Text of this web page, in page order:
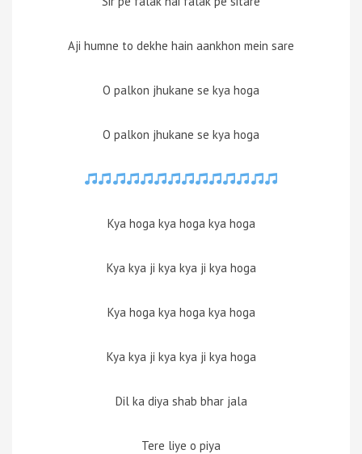
Aji humne to dekhe hain aankhon mein sare
O palkon jhukane se kya hoga
O palkon jhukane se kya hoga
Kya hoga kya hoga kya hoga
Kya kya ji kya kya ji kya hoga
Kya hoga kya hoga kya hoga
Kya kya ji kya kya ji kya hoga
Dil ka diya shab bhar jala
Tere liye o piya